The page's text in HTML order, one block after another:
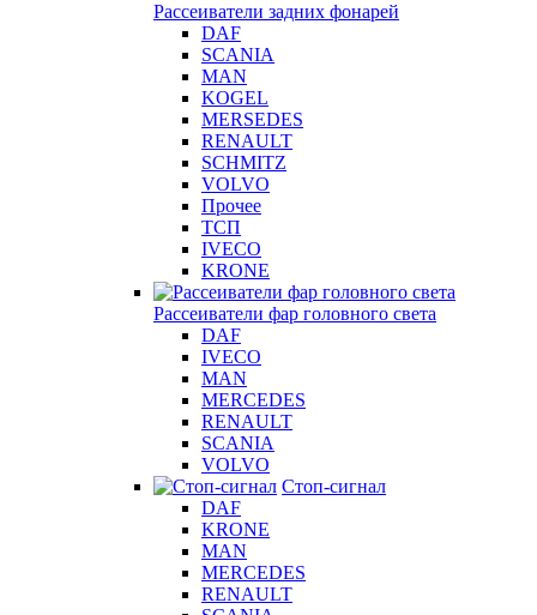
Рассеиватели задних фонарей
DAF
SCANIA
MAN
KOGEL
MERSEDES
RENAULT
SCHMITZ
VOLVO
Прочее
ТСП
IVECO
KRONE
Рассеиватели фар головного света
DAF
IVECO
MAN
MERCEDES
RENAULT
SCANIA
VOLVO
Стоп-сигнал
DAF
KRONE
MAN
MERCEDES
RENAULT